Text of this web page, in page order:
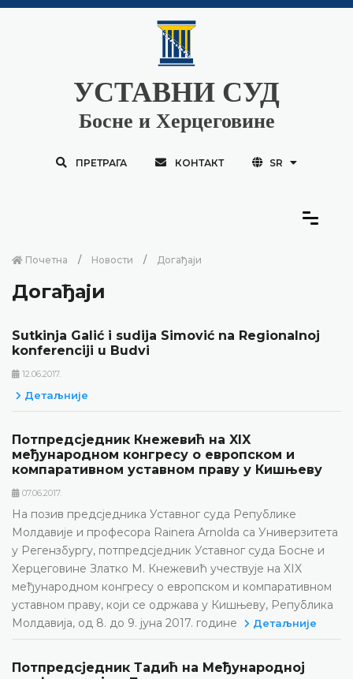
УСТАВНИ СУД
Босне и Херцеговине
ПРЕТРАГА КОНТАКТ SR
Почетна Новости Догађаји
Догађаји
Sutkinja Galić i sudija Simović na Regionalnoj
konferenciji u Budvi
12.06.2017.
Детаљније
Потпредсједник Кнежевић на XIX
међународном конгресу о европском и
компаративном уставном праву у Кишњеву
07.06.2017.
На позив предсједника Уставног суда Републике
Молдавије и професора Rainera Arnolda са Универзитета
у Регензбургу, потпредсједник Уставног суда Босне и
Херцеговине Златко М. Кнежевић учествује на XIX
међународном конгресу о европском и компаративном
уставном праву, који се одржава у Кишњеву, Република
Молдавија, од 8. до 9. јуна 2017. године
Детаљније
Потпредсједник Тадић на Међународној